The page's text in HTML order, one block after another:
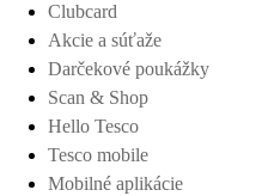
Clubcard
Akcie a súťaže
Darčekové poukážky
Scan & Shop
Hello Tesco
Tesco mobile
Mobilné aplikácie